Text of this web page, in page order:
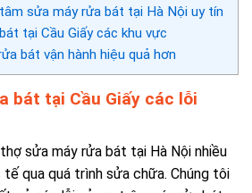
sửa máy rửa bát tại Hà Nội uy tín
tại Cầu Giấy các khu vực
bát vận hành hiệu quả hơn
bát tại Cầu Giấy các lỗi
sửa máy rửa bát tại Hà Nội nhiều
qua quá trình sửa chữa. Chúng tôi